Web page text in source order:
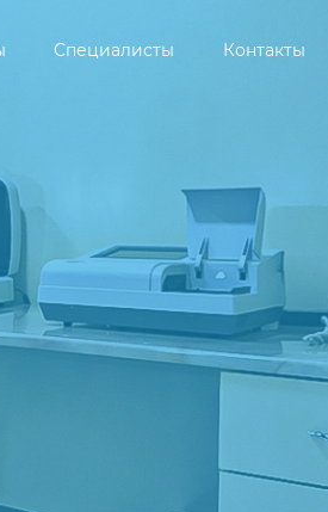
Специалисты Контакты